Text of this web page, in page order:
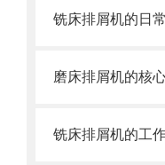
铣床排屑机的日
磨床排屑机的核
铣床排屑机的工